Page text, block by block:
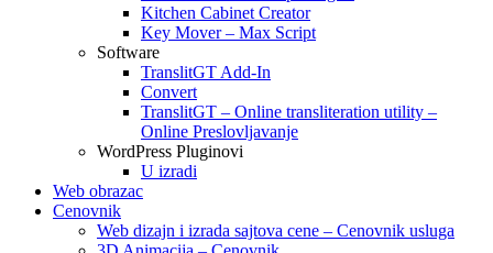
Kitchen Cabinet Creator
Key Mover – Max Script
Software
TranslitGT Add-In
Convert
TranslitGT – Online transliteration utility –
Online Preslovljavanje
WordPress Pluginovi
U izradi
Web obrazac
Cenovnik
Web dizajn i izrada sajtova cene – Cenovnik usluga